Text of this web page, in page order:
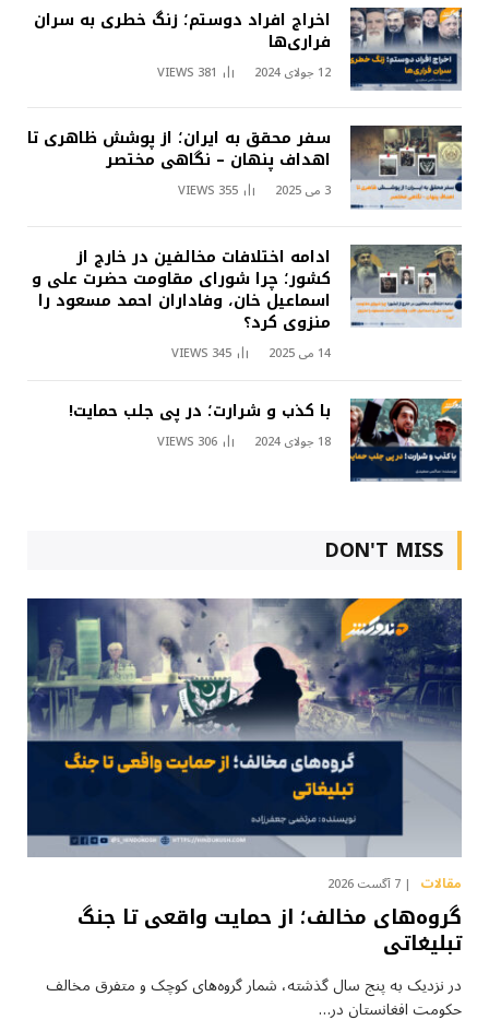
اخراج افراد دوستم؛ زنگ خطری به سران
فراری‌ها
12 جولای 2024 381
VIEWS
سفر محقق به ایران؛ از پوشش ظاهری تا
اهداف پنهان – نگاهی مختصر
3 می 2025 355
VIEWS
ادامه اختلافات مخالفین در خارج از
کشور؛ چرا شورای مقاومت حضرت علی و
اسماعیل خان، وفاداران احمد مسعود را
منزوی کرد؟
14 می 2025 345
VIEWS
با کذب و شرارت؛ در پی جلب حمایت!
18 جولای 2024 306
VIEWS
DON'T MISS
مقالات 7 آگست 2026
گروه‌های مخالف؛ از حمایت واقعی تا جنگ
تبلیغاتی
در نزدیک به پنج سال گذشته، شمار گروه‌های کوچک و متفرق مخالف
حکومت افغانستان در…